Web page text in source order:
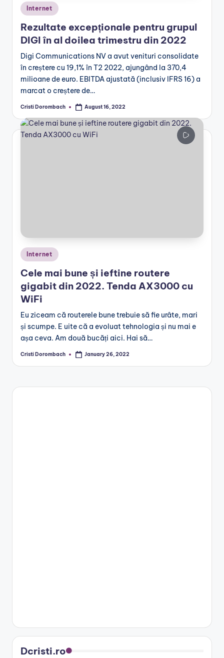
Posted
in
Internet
Rezultate excepționale pentru grupul
DIGI în al doilea trimestru din 2022
Digi Communications NV a avut venituri consolidate
în creștere cu 19,1% în T2 2022, ajungând la 370,4
milioane de euro. EBITDA ajustată (inclusiv IFRS 16) a
marcat o creștere de…
Posted
Cristi Dorombach August 16, 2022
Posted
in
Internet
Cele mai bune și ieftine routere
gigabit din 2022. Tenda AX3000 cu
WiFi
Eu ziceam că routerele bune trebuie să fie urâte, mari
și scumpe. E uite că a evoluat tehnologia și nu mai e
așa ceva. Am două bucăți aici. Hai să…
Posted
Cristi Dorombach January 26, 2022
Dcristi.ro